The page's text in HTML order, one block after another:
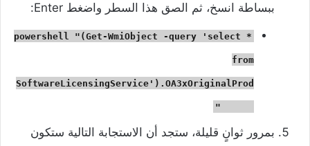
ببساطة انسخ، ثم الصق هذا السطر واضغط Enter:
powershell "(Get-WmiObject -query 'select *
from
SoftwareLicensingService').OA3xOriginalProd
بمرور ثوانٍ قليلة، ستجد أن الاستجابة التالية ستكون